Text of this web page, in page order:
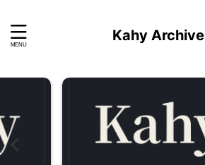
Kahy Archive